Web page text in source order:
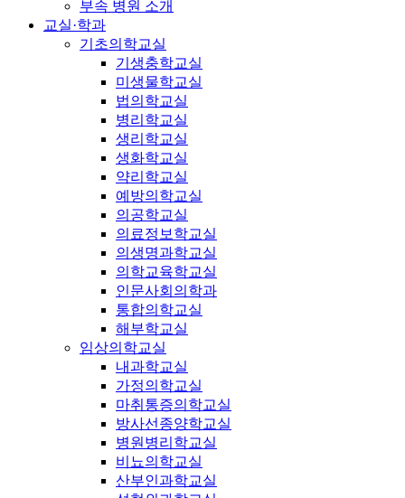
부속 병원 소개
교실·학과
기초의학교실
기생충학교실
미생물학교실
법의학교실
병리학교실
생리학교실
생화학교실
약리학교실
예방의학교실
의공학교실
의료정보학교실
의생명과학교실
의학교육학교실
인문사회의학과
통합의학교실
해부학교실
임상의학교실
내과학교실
가정의학교실
마취통증의학교실
방사선종양학교실
병원병리학교실
비뇨의학교실
산부인과학교실